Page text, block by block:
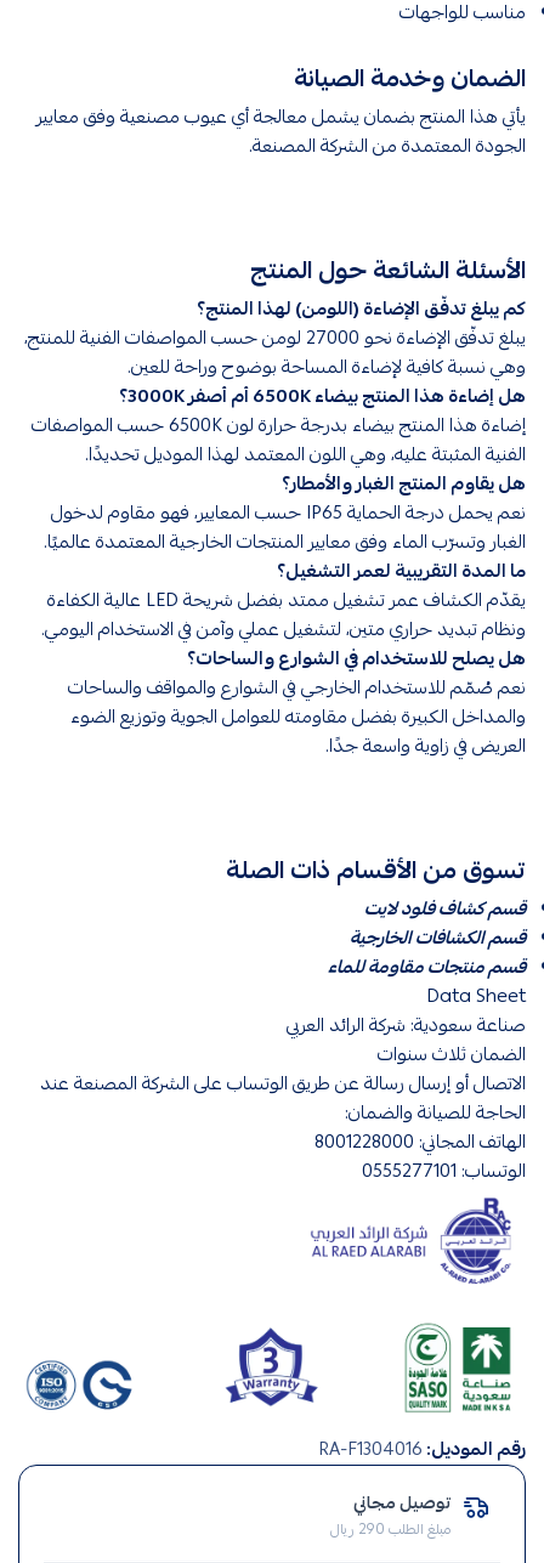
مناسب للواجهات
الضمان وخدمة الصيانة
يأتي هذا المنتج بضمان يشمل معالجة أي عيوب مصنعية وفق معايير
الجودة المعتمدة من الشركة المصنعة.
الأسئلة الشائعة حول المنتج
كم يبلغ تدفّق الإضاءة (اللومن) لهذا المنتج؟
يبلغ تدفّق الإضاءة نحو 27000 لومن حسب المواصفات الفنية للمنتج،
وهي نسبة كافية لإضاءة المساحة بوضوح وراحة للعين.
هل إضاءة هذا المنتج بيضاء 6500K أم أصفر 3000K؟
إضاءة هذا المنتج بيضاء بدرجة حرارة لون 6500K حسب المواصفات
الفنية المثبتة عليه، وهي اللون المعتمد لهذا الموديل تحديدًا.
هل يقاوم المنتج الغبار والأمطار؟
نعم يحمل درجة الحماية IP65 حسب المعايير، فهو مقاوم لدخول
الغبار وتسرّب الماء وفق معايير المنتجات الخارجية المعتمدة عالميًا.
ما المدة التقريبية لعمر التشغيل؟
يقدّم الكشاف عمر تشغيل ممتد بفضل شريحة LED عالية الكفاءة
ونظام تبديد حراري متين، لتشغيل عملي وآمن في الاستخدام اليومي.
هل يصلح للاستخدام في الشوارع والساحات؟
نعم صُمّم للاستخدام الخارجي في الشوارع والمواقف والساحات
والمداخل الكبيرة بفضل مقاومته للعوامل الجوية وتوزيع الضوء
العريض في زاوية واسعة جدًا.
تسوق من الأقسام ذات الصلة
قسم كشاف فلود لايت
قسم الكشافات الخارجية
قسم منتجات مقاومة للماء
Data Sheet
صناعة سعودية: شركة الرائد العربي
الضمان ثلاث سنوات
الاتصال أو إرسال رسالة عن طريق الوتساب على الشركة المصنعة عند
الحاجة للصيانة والضمان:
الهاتف المجاني: 8001228000
الوتساب: 0555277101
سعودي
,
صيانة
رقم الموديل:RA-F1304016
توصيل مجاني
مبلغ الطلب 290 ريال